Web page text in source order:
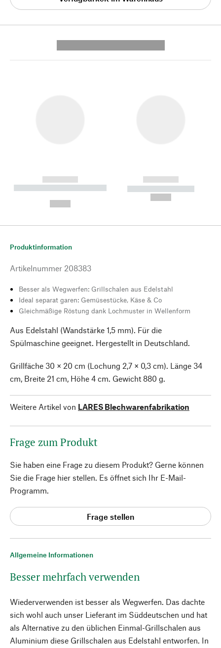
------------
----------- ----------- --------
------------
----------- -----------
Allgemeine Informationen
Besser mehrfach verwenden
Wiederverwenden ist besser als Wegwerfen. Das dachte
sich wohl auch unser Lieferant im Süddeutschen und hat
als Alternative zu den üblichen Einmal-Grillschalen aus
Aluminium diese Grillschalen aus Edelstahl entworfen. In
Produktinformation
Artikelnummer 208383
Besser als Wegwerfen: Grillschalen aus Edelstahl
Ideal separat garen: Gemüsestücke, Käse & Co
Gleichmäßige Röstung dank Lochmuster in Wellenform
Aus Edelstahl (Wandstärke 1,5 mm). Für die
Spülmaschine geeignet. Hergestellt in Deutschland.
Grillfäche 30 × 20 cm (Lochung 2,7 × 0,3 cm). Länge 34
cm, Breite 21 cm, Höhe 4 cm. Gewicht 880 g.
Weitere Artikel von LARES Blechwarenfabrikation
Frage zum Produkt
Sie haben eine Frage zu diesem Produkt? Gerne können
Sie die Frage hier stellen. Es öffnet sich Ihr E-Mail-
Programm.
Frage stellen